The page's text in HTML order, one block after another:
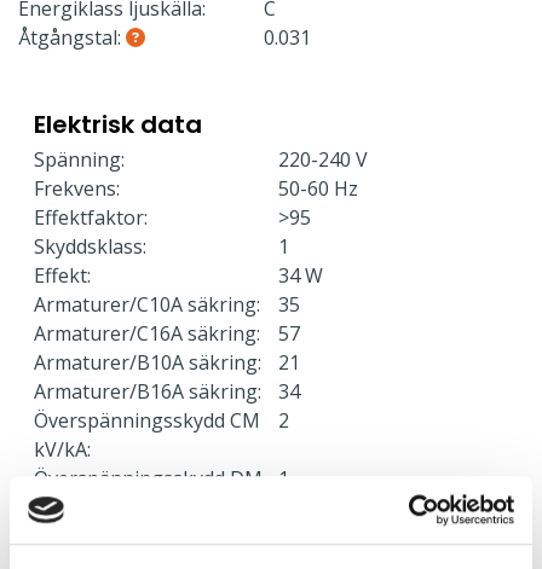
Energiklass ljuskälla:
C
Åtgångstal:
0.031
Elektrisk data
Spänning:
220-240 V
Frekvens:
50-60 Hz
Effektfaktor:
>95
Skyddsklass:
1
Effekt:
34 W
Armaturer/C10A säkring:
35
Armaturer/C16A säkring:
57
Armaturer/B10A säkring:
21
Armaturer/B16A säkring:
34
Överspänningsskydd CM
kV/kA:
2
Överspänningsskydd DM
kV/kA:
1